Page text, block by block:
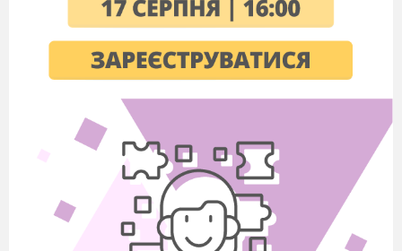
(муз. фон №1)
Викладач 1.26 квітня 2018 року годинник
життя відрахував 32-гу річницю
Викладач 2.
Чорнобильський вітер по
Чорнобильський пил на роки
опадає.
Годинник життя безупинно